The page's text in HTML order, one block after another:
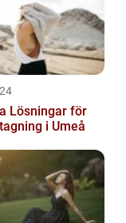
Lösningar för
i Umeå